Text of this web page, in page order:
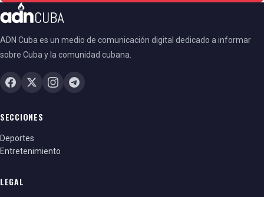
ADN Cuba es un medio de comunicación digital dedicado a informar
sobre Cuba y la comunidad cubana.
SECCIONES
Deportes
Entretenimiento
LEGAL